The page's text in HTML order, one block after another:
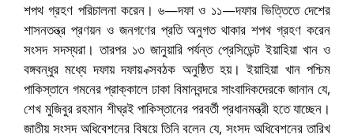
শপথ গ্রহণ পরিচালনা করেন। ৬—দফা ও ১১—দফার ভিত্তিতে দেশের
শাসনতন্ত্র প্রণয়ন ও জনগণের প্রতি অনুগত থাকার শপথ গ্রহণ করেন
সংসদ সদস্যরা। তারপর ১৩ জানুয়ারি পর্যন্ত প্রেসিডেন্ট ইয়াহিয়া খান ও
বঙ্গবন্ধুর মধ্যে দফায় দফায় ক্সবঠক অনুষ্ঠিত হয়। ইয়াহিয়া খান পশ্চিম
পাকিস্তানে গমনের প্রাক্কালে ঢাকা বিমানবন্দরে সাংবাদিকদেরকে জানান যে,
শেখ মুজিবুর রহমান শীঘ্রই পাকিস্তানের পরবর্তী প্রধানমন্ত্রী হতে যাচ্ছেন।
জাতীয় সংসদ অধিবেশনের বিষয়ে তিনি বলেন যে, সংসদ অধিবেশনের তারিখ